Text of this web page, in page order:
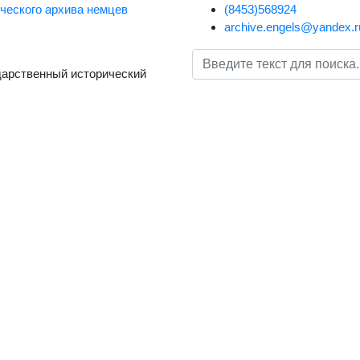
исторический
(8453)568924